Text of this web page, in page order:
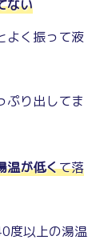
ない
く振って液
り出してま
温が低くて落
度以上の湯温